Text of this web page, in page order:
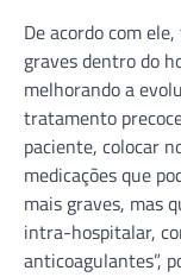
De acordo com
graves dentro do
melhorando a
tratamento
paciente, colocar
medicações que
mais graves, mas
intra-hospitalar,
anticoagulantes”,